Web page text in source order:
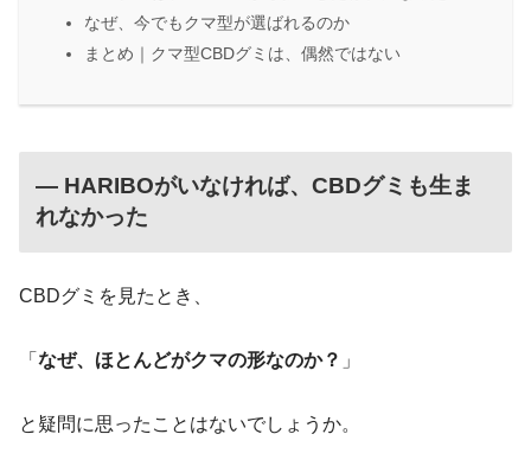
なぜ、今でもクマ型が選ばれるのか
まとめ｜クマ型CBDグミは、偶然ではない
― HARIBOがいなければ、CBDグミも生ま
れなかった
CBDグミを見たとき、
「 なぜ、ほとんどがクマの形なのか？ 」
と疑問に思ったことはないでしょうか。